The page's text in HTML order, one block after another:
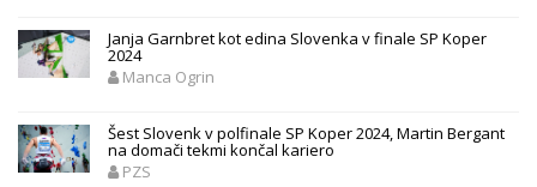
Janja Garnbret kot edina Slovenka v finale SP Koper
2024
Manca Ogrin
Šest Slovenk v polfinale SP Koper 2024, Martin Bergant
na domači tekmi končal kariero
PZS